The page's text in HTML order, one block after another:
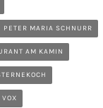
PETER MARIA SCHNURR
AM KAMIN
VOX